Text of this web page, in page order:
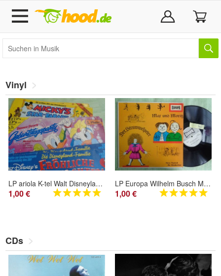
Vinyl
LP ariola K-tel Walt Disneyland Fröhliche Weihnachten Geburtstagsparty Starparade
1,00 €
LP Europa Wilhelm Busch Max Moritz Struwwelpeter Fips Affe fromme Helene Frau Knopp..
1,00 €
CDs